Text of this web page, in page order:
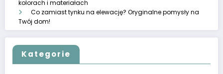
kolorach i materiałach
Co zamiast tynku na elewację? Oryginalne pomysły na
Twój dom!
Kategorie